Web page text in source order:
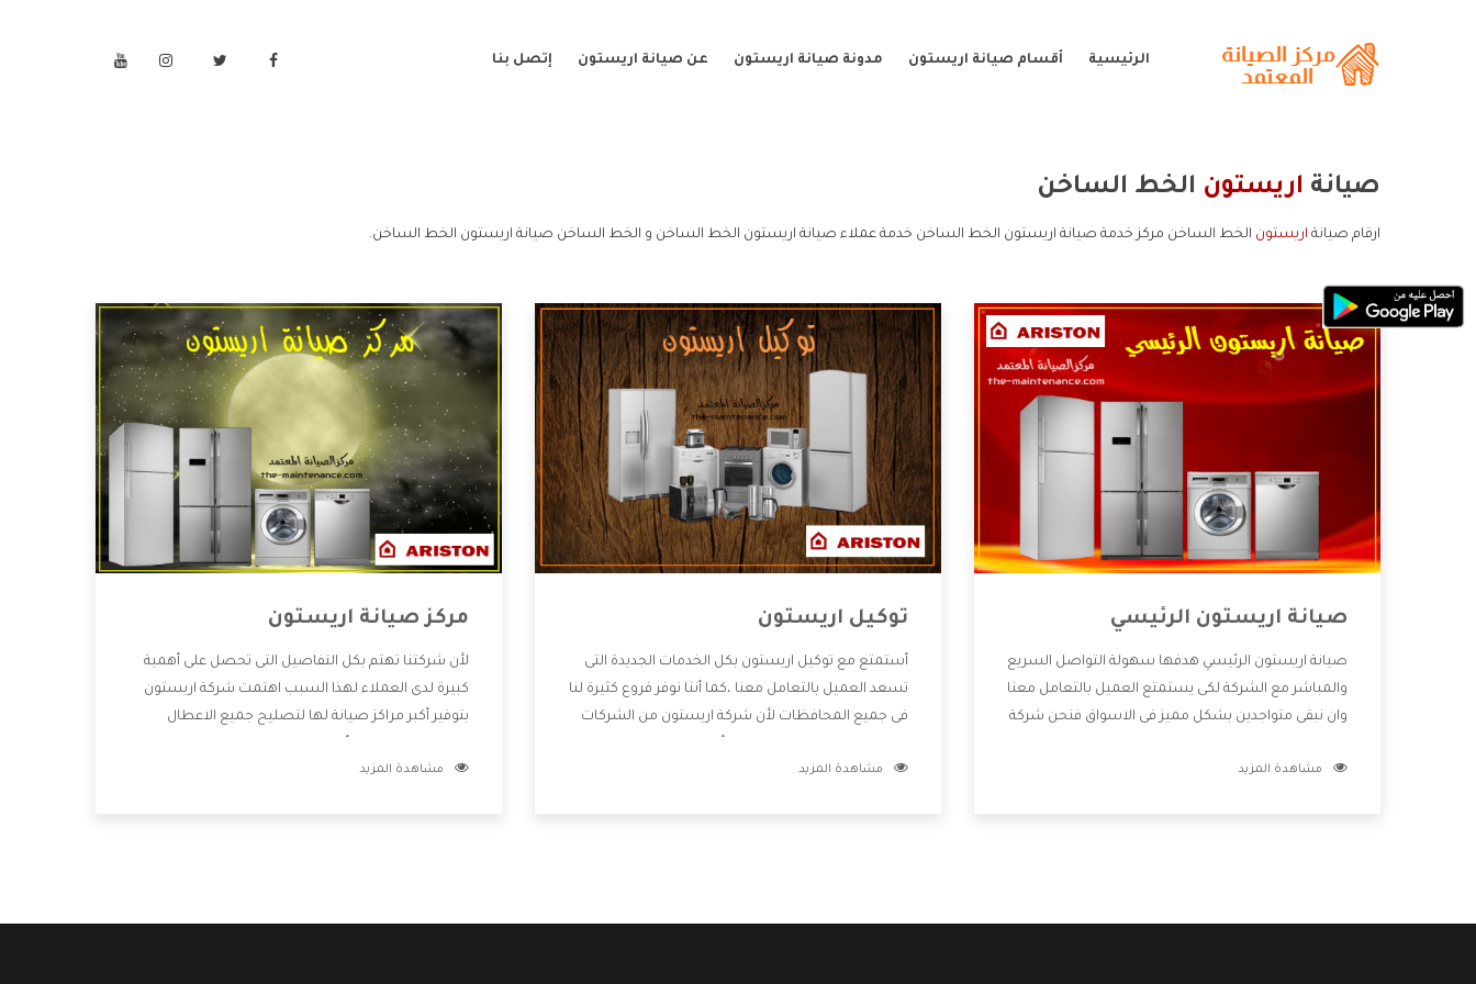
الرئيسية أقسام صيانة اريستون مدونة صيانة اريستون عن صيانة اريستون إتصل بنا
صيانة اريستون الخط الساخن
ارقام صيانة اريستون الخط الساخن مركز خدمة صيانة اريستون الخط الساخن خدمة عملاء صيانة اريستون الخط الساخن و الخط الساخن صيانة اريستون الخط الساخن.
صيانة اريستون الرئيسي
صيانة اريستون الرئيسي هدفها سهولة التواصل السريع
والمباشر مع الشركة لكى يستمتع العميل بالتعامل معنا
وان نبقى متواجدين بشكل مميز فى الاسواق فنحن شركة
بالخدمات التى تنفرد الشركة بها والتى تكون منها خدمة
مشاهدة المزيد
توكيل اريستون
أستمتع مع توكيل اريستون بكل الخدمات الجديدة التى
تسعد العميل بالتعامل معنا ،كما أننا نوفر فروع كثيرة لنا
فى جميع المحافظات لأن شركة اريستون من الشركات
الأجهزة التى توفرها لكم كما أنها تهتم بالخدمات التى
مشاهدة المزيد
مركز صيانة اريستون
لأن شركتنا تهتم بكل التفاصيل التى تحصل على أهمية
كبيرة لدى العملاء لهذا السبب اهتمت شركة اريستون
بتوفير أكبر مراكز صيانة لها لتصليح جميع الاعطال
فنحن نقدم الافضل لكى نحافظ على مكانتنا وعلى
مشاهدة المزيد